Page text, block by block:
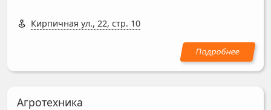
Кирпичная ул., 22, стр. 10
Агротехника